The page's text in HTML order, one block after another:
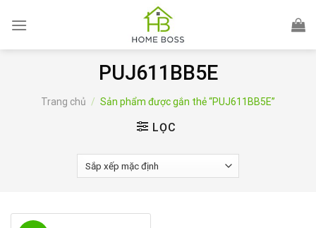
PUJ611BB5E
Trang chủ / Sản phẩm được gắn thẻ “PUJ611BB5E”
LỌC